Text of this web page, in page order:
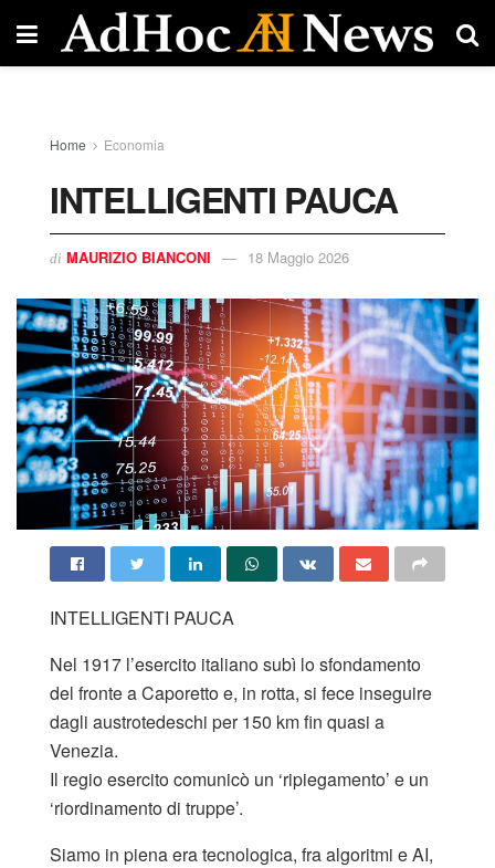
Home Economia
INTELLIGENTI PAUCA
di MAURIZIO BIANCONI 18 Maggio 2026
INTELLIGENTI PAUCA
Nel 1917 l’esercito italiano subì lo sfondamento
del fronte a Caporetto e, in rotta, si fece inseguire
dagli austrotedeschi per 150 km fin quasi a
Venezia.
Il regio esercito comunicò un ‘ripiegamento’ e un
‘riordinamento di truppe’.
Siamo in piena era tecnologica, fra algoritmi e AI,